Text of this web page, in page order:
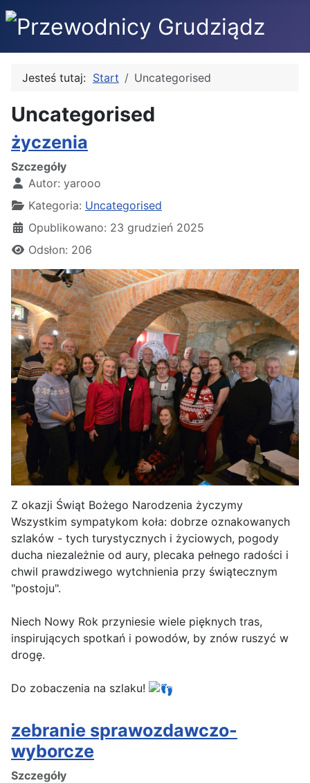
Jesteś tutaj: Start Uncategorised
Uncategorised
życzenia
Szczegóły
Autor: yarooo
Kategoria: Uncategorised
Opublikowano: 23 grudzień 2025
Odsłon: 206
Z okazji Świąt Bożego Narodzenia życzymy
Wszystkim sympatykom koła: dobrze oznakowanych
szlaków - tych turystycznych i życiowych, pogody
ducha niezależnie od aury, plecaka pełnego radości i
chwil prawdziwego wytchnienia przy świątecznym
"postoju".
Niech Nowy Rok przyniesie wiele pięknych tras,
inspirujących spotkań i powodów, by znów ruszyć w
drogę.
Do zobaczenia na szlaku!
zebranie sprawozdawczo-
wyborcze
Szczegóły